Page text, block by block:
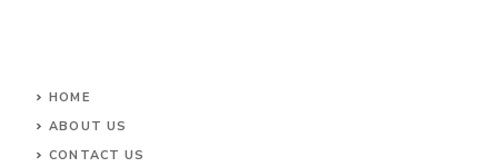
HOME
ABOUT US
CONTACT US